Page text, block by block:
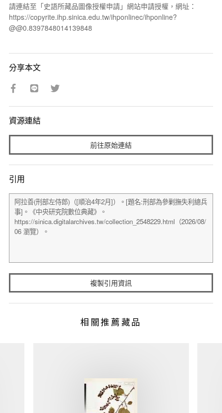
請連結至「史語所藏品圖像授權申請」網站申請授權，網址：
https://copyrite.ihp.sinica.edu.tw/ihponlinec/ihponline?
@@0.8397848014139848
分享本文
資源連結
前往原始連結
引用
複製引用資訊
相關推薦藏品